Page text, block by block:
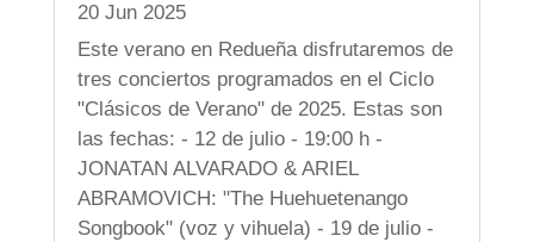
20 Jun 2025
Este verano en Redueña disfrutaremos de
tres conciertos programados en el Ciclo
"Clásicos de Verano" de 2025. Estas son
las fechas: - 12 de julio - 19:00 h -
JONATAN ALVARADO & ARIEL
ABRAMOVICH: "The Huehuetenango
Songbook" (voz y vihuela) - 19 de julio -